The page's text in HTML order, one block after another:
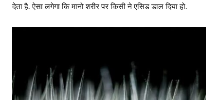
देता है. ऐसा लगेगा कि मानो शरीर पर किसी ने एसिड डाल दिया हो.